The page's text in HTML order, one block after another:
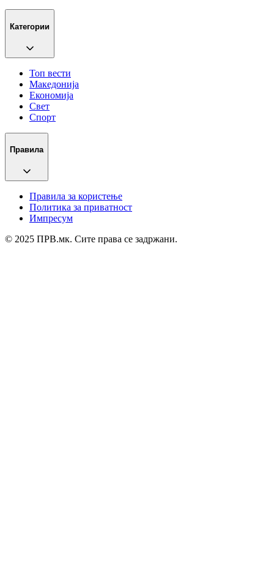
Категории
Топ вести
Македонија
Економија
Свет
Спорт
Правила
Правила за користење
Политика за приватност
Импресум
© 2025 ПРВ.мк. Сите права се задржани.